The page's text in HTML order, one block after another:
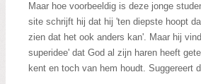
Maar hoe voorbeeldig is deze jonge
site schrijft hij dat hij 'ten diepste hoopt
zien dat het ook anders kan'. Maar hij
superidee' dat God al zijn haren heeft
kent en toch van hem houdt. Suggereert